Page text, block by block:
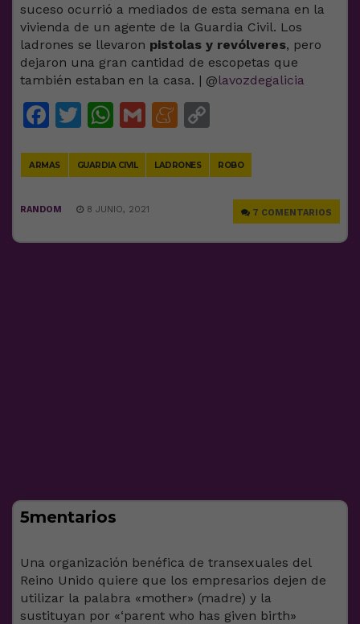
suceso ocurrió a mediados de esta semana en la
vivienda de un agente de la Guardia Civil. Los
ladrones se llevaron pistolas y revólveres, pero
dejaron una gran cantidad de escopetas que
también estaban en la casa. | @lavozdegalicia
Facebook
Twitter
WhatsApp
GmailMeneame
ARMAS GUARDIA CIVIL LADRONES ROBO
7 COMENTARIOS
RANDOM 8 JUNIO, 2021
5mentarios
Una organización benéfica de transexuales del
Reino Unido quiere que los empresarios dejen de
utilizar la palabra «mother» (madre) y la
sustituyan por «‘parent who has given birth»